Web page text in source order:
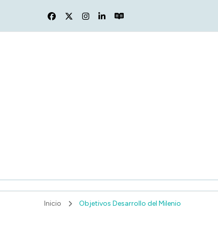
Inicio Objetivos Desarrollo del Milenio